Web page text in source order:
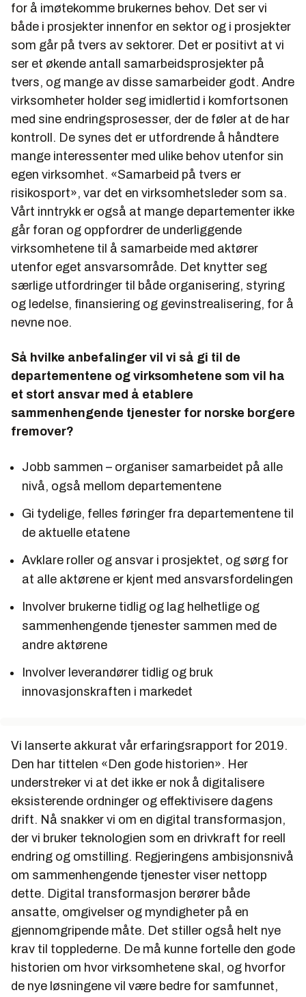
for å imøtekomme brukernes behov. Det ser vi
både i prosjekter innenfor en sektor og i prosjekter
som går på tvers av sektorer. Det er positivt at vi
ser et økende antall samarbeidsprosjekter på
tvers, og mange av disse samarbeider godt. Andre
virksomheter holder seg imidlertid i komfortsonen
med sine endringsprosesser, der de føler at de har
kontroll. De synes det er utfordrende å håndtere
mange interessenter med ulike behov utenfor sin
egen virksomhet. «Samarbeid på tvers er
risikosport», var det en virksomhetsleder som sa.
Vårt inntrykk er også at mange departementer ikke
går foran og oppfordrer de underliggende
virksomhetene til å samarbeide med aktører
utenfor eget ansvarsområde. Det knytter seg
særlige utfordringer til både organisering, styring
og ledelse, finansiering og gevinstrealisering, for å
nevne noe.
Så hvilke anbefalinger vil vi så gi til de
departementene og virksomhetene som vil ha
et stort ansvar med å etablere
sammenhengende tjenester for norske borgere
fremover?
Jobb sammen – organiser samarbeidet på alle
nivå, også mellom departementene
Gi tydelige, felles føringer fra departementene til
de aktuelle etatene
Avklare roller og ansvar i prosjektet, og sørg for
at alle aktørene er kjent med ansvarsfordelingen
Involver brukerne tidlig og lag helhetlige og
sammenhengende tjenester sammen med de
andre aktørene
Involver leverandører tidlig og bruk
innovasjonskraften i markedet
Vi lanserte akkurat vår erfaringsrapport for 2019.
Den har tittelen «Den gode historien». Her
understreker vi at det ikke er nok å digitalisere
eksisterende ordninger og effektivisere dagens
drift. Nå snakker vi om en digital transformasjon,
der vi bruker teknologien som en drivkraft for reell
endring og omstilling. Regjeringens ambisjonsnivå
om sammenhengende tjenester viser nettopp
dette. Digital transformasjon berører både
ansatte, omgivelser og myndigheter på en
gjennomgripende måte. Det stiller også helt nye
krav til topplederne. De må kunne fortelle den gode
historien om hvor virksomhetene skal, og hvorfor
de nye løsningene vil være bedre for samfunnet,